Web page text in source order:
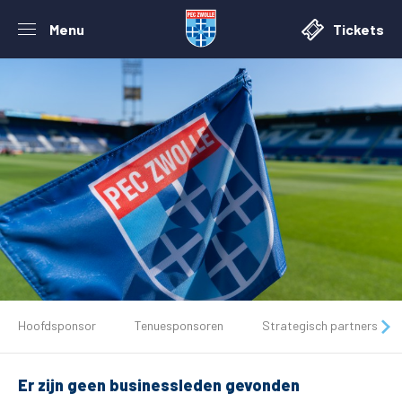
Menu Tickets
Tickets
Matchdays
Hoofdsponsor Tenuesponsoren Strategisch partners
Er zijn geen businessleden gevonden